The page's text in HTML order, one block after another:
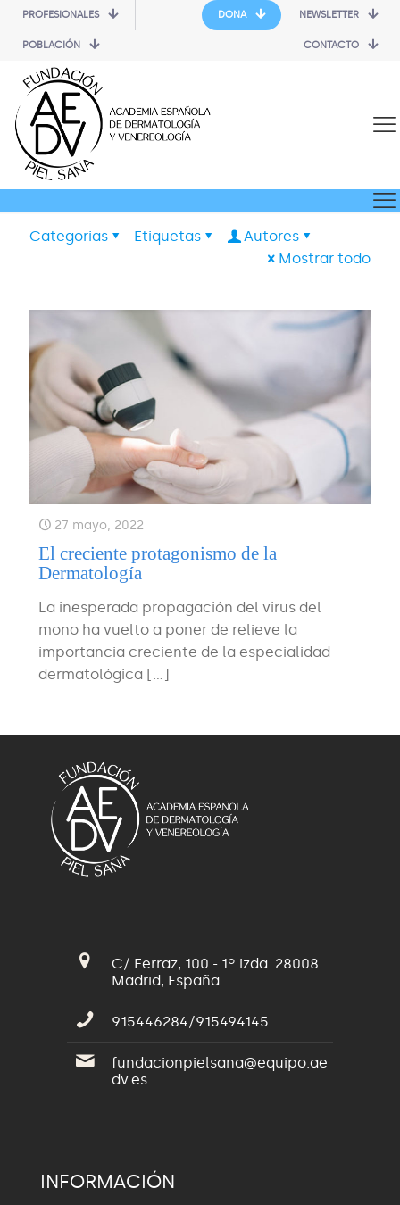
PROFESIONALES
POBLACIÓN
DONA NEWSLETTER
CONTACTO
Categorias Etiquetas
Autores
Mostrar todo
27 mayo, 2022
El creciente protagonismo de la
Dermatología
La inesperada propagación del virus del
mono ha vuelto a poner de relieve la
importancia creciente de la especialidad
dermatológica […]
C/ Ferraz, 100 - 1º izda. 28008
Madrid, España.
915446284/915494145
fundacionpielsana@equipo.ae
dv.es
INFORMACIÓN